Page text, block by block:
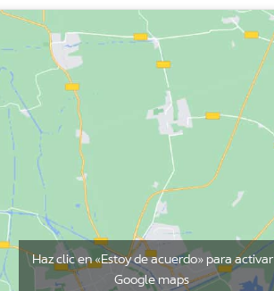
Haz clic en «Estoy de acuerdo» para activar
Google maps